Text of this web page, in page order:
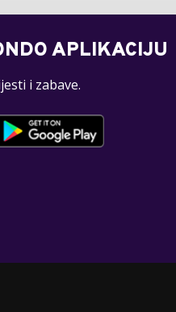
APLIKACIJU
i zabave.